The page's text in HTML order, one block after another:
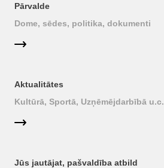
Pārvalde
Dome, sēdes, politika, dokumenti
Aktualitātes
Kultūrā, Sportā, Uzņēmējdarbībā u.c.
Jūs jautājat, pašvaldība atbild